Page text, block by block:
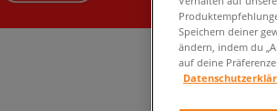
Speichern deiner
ändern, indem du
auf deine